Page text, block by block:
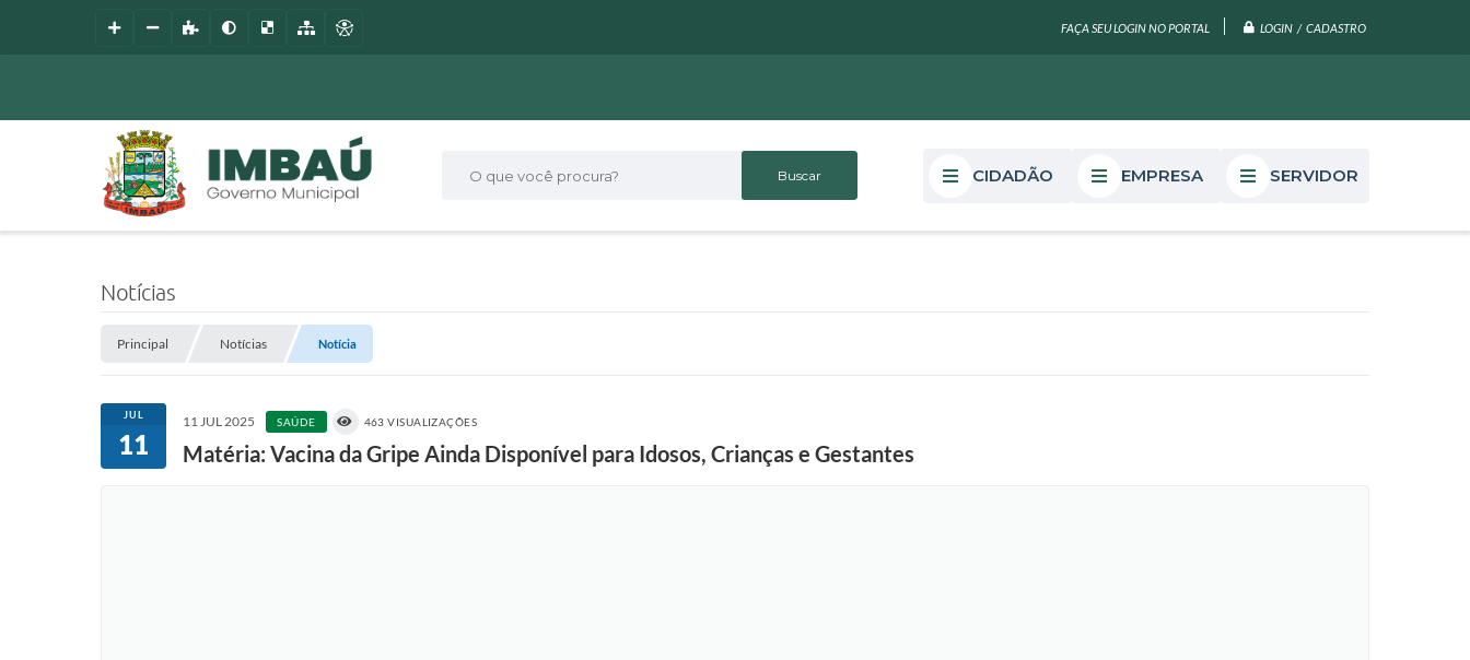
FAÇA SEU LOGIN NO PORTAL LOGIN / CADASTRO
O que você procura? CIDADÃO EMPRESA SERVIDOR
Notícias
Principal Notícias Notícia
JUL
11
11 JUL 2025 SAÚDE 463 VISUALIZAÇÕES
Matéria: Vacina da Gripe Ainda Disponível para Idosos, Crianças e Gestantes